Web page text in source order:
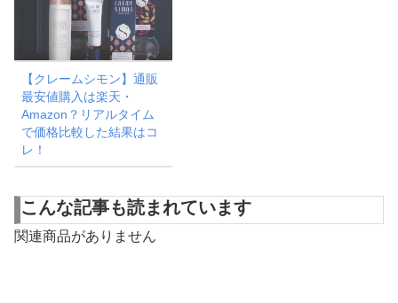
【クレームシモン】通販
最安値購入は楽天・
Amazon？リアルタイム
で価格比較した結果はコ
レ！
こんな記事も読まれています
関連商品がありません